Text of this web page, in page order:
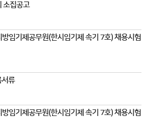
소집공고
임기제공무원(한시임기제 속기 7호) 채용시험
서류
임기제공무원(한시임기제 속기 7호) 채용시험